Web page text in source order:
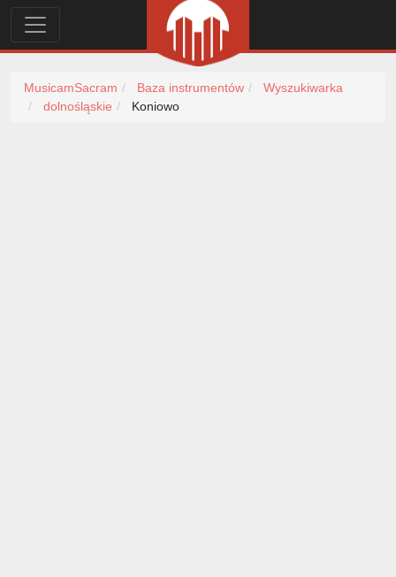
MusicamSacram Baza instrumentów
Wyszukiwarka
dolnośląskie
Koniowo